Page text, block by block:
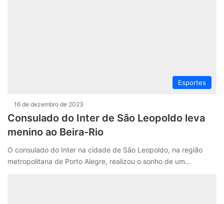
Esportes
16 de dezembro de 2023
Consulado do Inter de São Leopoldo leva
menino ao Beira-Rio
O consulado do Inter na cidade de São Leopoldo, na região
metropolitana de Porto Alegre, realizou o sonho de um…